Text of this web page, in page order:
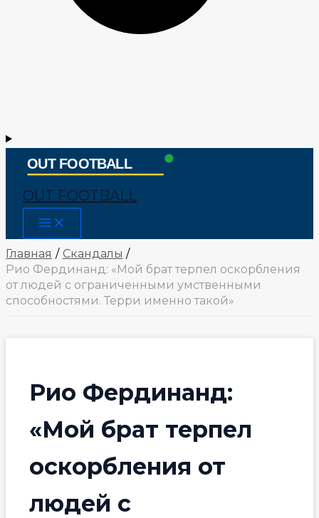
OUT FOOTBALL
Main
Menu
Главная
Скандалы
Рио Фердинанд: «Мой брат терпел оскорбления
от людей с ограниченными умственными
способностями. Терри именно такой»
Рио Фердинанд:
«Мой брат терпел
оскорбления от
людей с